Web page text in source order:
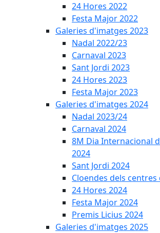
24 Hores 2022
Festa Major 2022
Galeries d'imatges 2023
Nadal 2022/23
Carnaval 2023
Sant Jordi 2023
24 Hores 2023
Festa Major 2023
Galeries d'imatges 2024
Nadal 2023/24
Carnaval 2024
8M Dia Internacional
2024
Sant Jordi 2024
Cloendes dels centres
24 Hores 2024
Festa Major 2024
Premis Licius 2024
Galeries d'imatges 2025